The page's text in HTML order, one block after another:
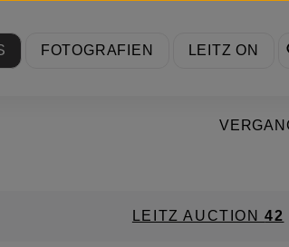
FOTOGRAFIEN LEITZ ON
LEITZ AUCTION42